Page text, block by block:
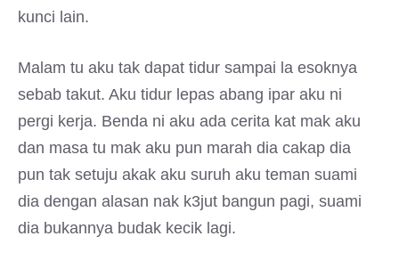
kunci lain.
Malam tu aku tak dapat tidur sampai la esoknya
sebab takut. Aku tidur lepas abang ipar aku ni
pergi kerja. Benda ni aku ada cerita kat mak aku
dan masa tu mak aku pun marah dia cakap dia
pun tak setuju akak aku suruh aku teman suami
dia dengan alasan nak k3jut bangun pagi, suami
dia bukannya budak kecik lagi.